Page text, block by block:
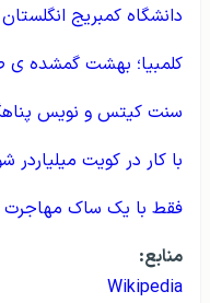
دانشگاه کمبریج انگلستان
کلمبیا؛ بهشت گمشده ی
سنت کیتس و نویس
با کار در کویت میلیاردر
فقط با یک ساک
منابع:
Wikipedia